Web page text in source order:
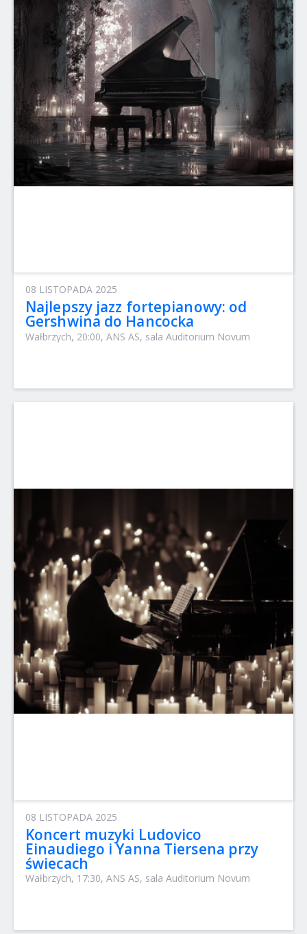
08 LISTOPADA 2025
Najlepszy jazz fortepianowy: od
Gershwina do Hancocka
Wałbrzych, 20:00, ANS AS, sala Auditorium Novum
08 LISTOPADA 2025
Koncert muzyki Ludovico
Einaudiego i Yanna Tiersena przy
świecach
Wałbrzych, 17:30, ANS AS, sala Auditorium Novum